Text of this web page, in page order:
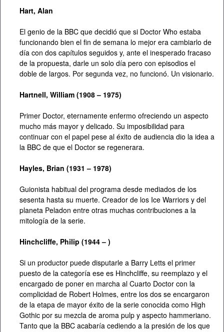
Hart, Alan
El genio de la BBC que decidió que si Doctor Who estaba
funcionando bien el fin de semana lo mejor era cambiarlo de
día con dos capítulos seguidos y, ante el inesperado fracaso
de la propuesta, darle un solo día pero con episodios el
doble de largos. Por segunda vez, no funcionó. Un visionario.
Hartnell, William (1908 – 1975)
Primer Doctor, eternamente enfermo ofreciendo un aspecto
mucho más mayor y delicado. Su imposibilidad para
continuar con el papel pese al éxito de audiencia dio la idea a
la BBC de que el Doctor se regenerara.
Hayles, Brian (1931 – 1978)
Guionista habitual del programa desde mediados de los
sesenta hasta su muerte. Creador de los Ice Warriors y del
planeta Peladon entre otras muchas contribuciones a la
mitología de la serie.
Hinchcliffe, Philip (1944 – )
Si un productor puede disputarle a Barry Letts el primer
puesto de la categoría ese es Hinchcliffe, su reemplazo y el
encargado de poner en marcha al Cuarto Doctor con la
complicidad de Robert Holmes, entre los dos se encargaron
de la etapa de mayor éxito de la serie conocida como High
Gothic por su mezcla de aroma pulp y aspecto hammeriano.
Tanto que la BBC acabaría cediendo a la presión de los que